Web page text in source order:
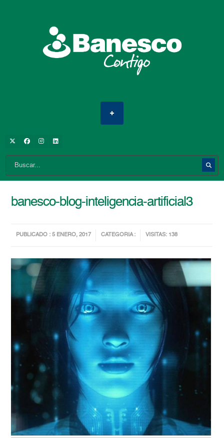
banesco-blog-inteligencia-artificial3
PUBLICADO : 5 ENERO, 2017 CATEGORIA : VISITAS: 138